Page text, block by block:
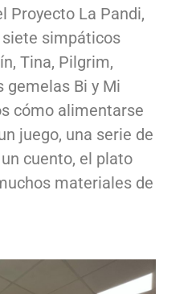
Proyecto La Pandi,
simpáticos
Tina, Pilgrim,
gemelas Bi y Mi
cómo alimentarse
juego, una serie de
cuento, el plato
materiales de